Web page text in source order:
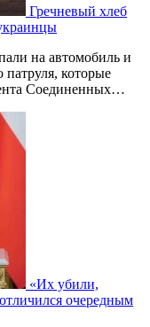
Гречневый хлеб
на автомобиль и
которые
Соединенных…
«Их убили,
очередным